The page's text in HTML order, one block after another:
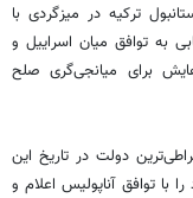
که در استانبول ترکیه در میزگردی با
به توافق میان اسراییل و
برای میانجی‌گری صلح
دولت در تاریخ این
با توافق‌ آناپولیس اعلام و